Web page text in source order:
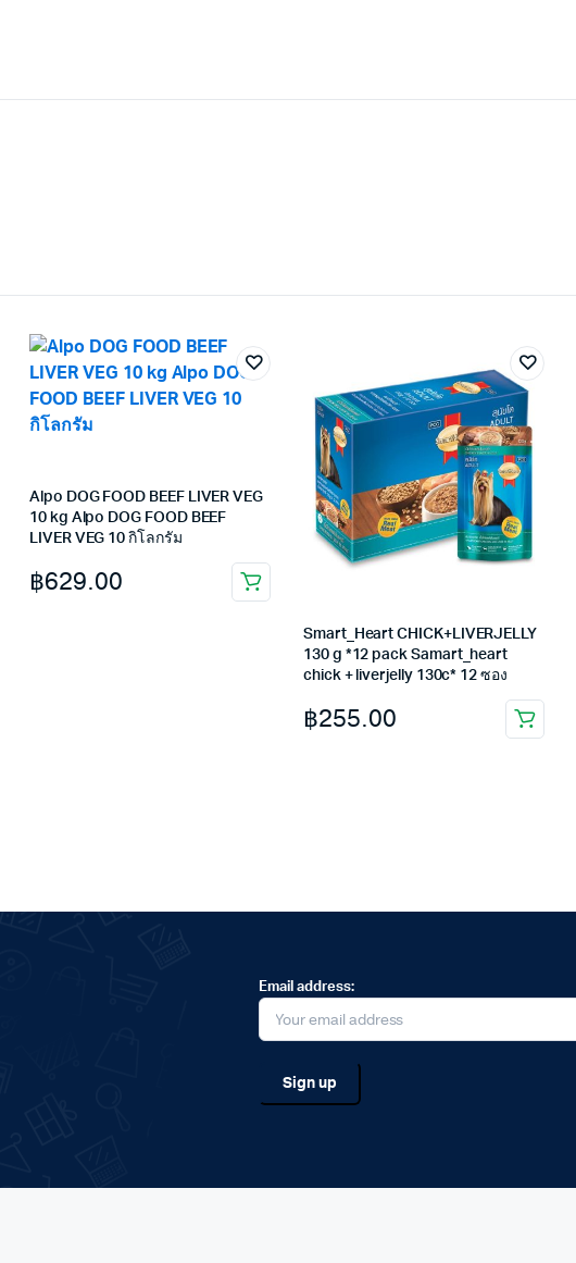
Alpo DOG FOOD BEEF LIVER VEG
10 kg Alpo DOG FOOD BEEF
LIVER VEG 10 กิโลกรัม
฿629.00
Smart_Heart CHICK+LIVERJELLY
130 g *12 pack Samart_heart
chick + liverjelly 130c* 12 ซอง
฿255.00
Email address: